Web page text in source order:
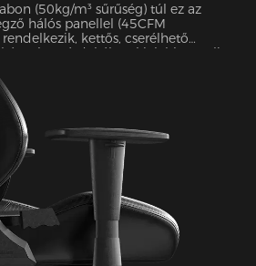
(50kg/m³ sűrűség) túl ez az
hálós panellel (45CFM
kettős, cserélhető
kényelem érdekében kialakított teljes
hónapokban ez a hálós konfiguráció
ülésfelület hőmérsékletét 5-8°C-kal,
vizsgálatokkal igazolták.